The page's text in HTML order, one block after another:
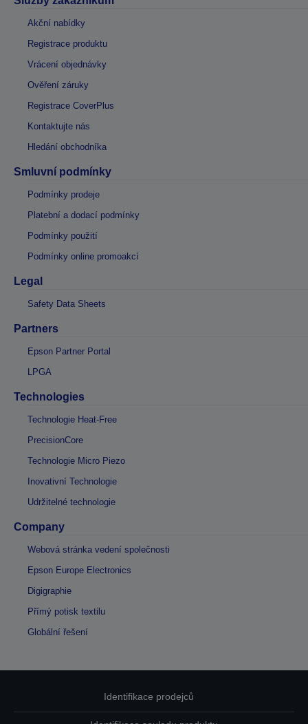
Akční nabídky
Registrace produktu
Vrácení objednávky
Ověření záruky
Registrace CoverPlus
Kontaktujte nás
Hledání obchodníka
Smluvní podmínky
Podmínky prodeje
Platební a dodací podmínky
Podmínky použití
Podmínky online promoakcí
Legal
Safety Data Sheets
Partners
Epson Partner Portal
LPGA
Technologies
Technologie Heat-Free
PrecisionCore
Technologie Micro Piezo
Inovativní Technologie
Udržitelné technologie
Company
Webová stránka vedení společnosti
Epson Europe Electronics
Digigraphie
Přímý potisk textilu
Globální řešení
Identifikace prodejců